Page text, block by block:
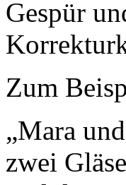
Gespür
Zum
„Mara
zwei